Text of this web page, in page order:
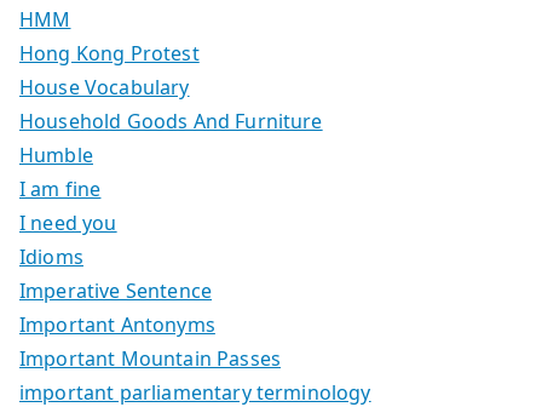
HMM
Hong Kong Protest
House Vocabulary
Household Goods And Furniture
Humble
I am fine
I need you
Idioms
Imperative Sentence
Important Antonyms
Important Mountain Passes
important parliamentary terminology